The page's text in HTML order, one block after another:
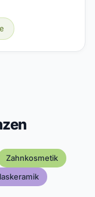
Zahnkosmetik